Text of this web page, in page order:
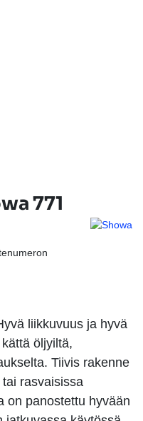
771
liikkuvuus ja hyvä
öljyiltä,
Tiivis rakenne
rasvaisissa
on panostettu hyvään